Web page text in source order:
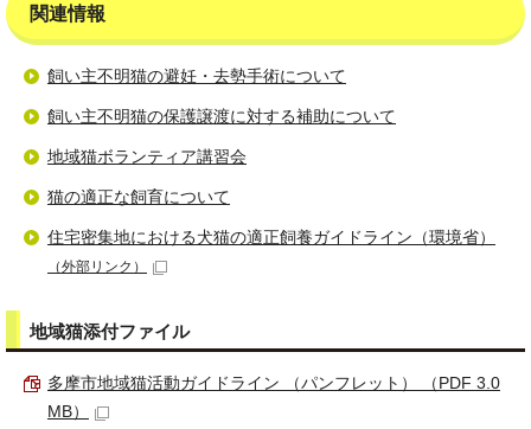
関連情報
飼い主不明猫の避妊・去勢手術について
飼い主不明猫の保護譲渡に対する補助について
地域猫ボランティア講習会
猫の適正な飼育について
住宅密集地における犬猫の適正飼養ガイドライン（環境省）
（外部リンク）
地域猫添付ファイル
多摩市地域猫活動ガイドライン （パンフレット） （PDF 3.0
MB）